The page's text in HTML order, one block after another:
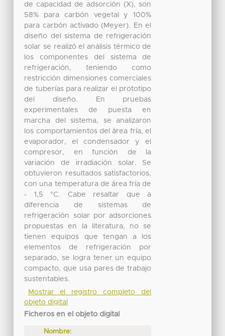
de capacidad de adsorción (X), son
58% para carbón vegetal y 100%
para carbón activado (Meyer). En el
diseño del sistema de refrigeración
solar se realizó el análisis térmico de
los componentes del sistema de
refrigeración, teniendo como
restricción dimensiones comerciales
de tuberías para realizar el prototipo
del diseño. En pruebas
experimentales de puesta en
marcha del sistema, se analizaron
los comportamientos del área fría, el
evaporador, el condensador y el
compresor, en función de la
variación de irradiación solar. Se
obtuvieron resultados satisfactorios,
con una temperatura de área fría de
- 1,5 °C. Cabe resaltar que a
diferencia de sistemas de
refrigeración solar por adsorciones
propuestas en la literatura, no se
tienen equipos que tengan a los
elementos de refrigeración por
separado, se logra tener un equipo
compacto, que usa pares de trabajo
sustentables.
Mostrar el registro completo del
objeto digital
Ficheros en el objeto digital
Nombre: